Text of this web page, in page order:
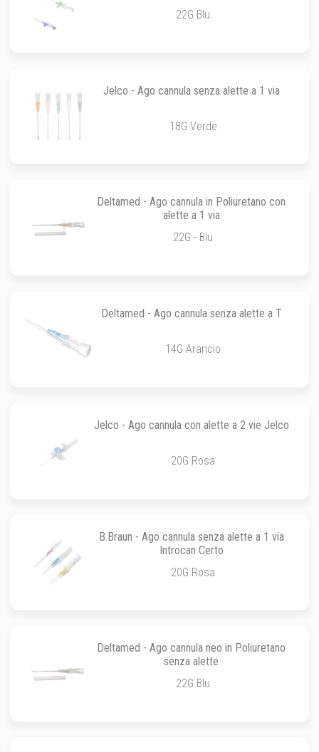
22G Blu
Jelco - Ago cannula senza alette a 1 via
18G Verde
Deltamed - Ago cannula in Poliuretano con
alette a 1 via
22G - Blu
Deltamed - Ago cannula senza alette a T
14G Arancio
Jelco - Ago cannula con alette a 2 vie Jelco
20G Rosa
B.Braun - Ago cannula senza alette a 1 via
Introcan Certo
20G Rosa
Deltamed - Ago cannula neo in Poliuretano
senza alette
22G Blu